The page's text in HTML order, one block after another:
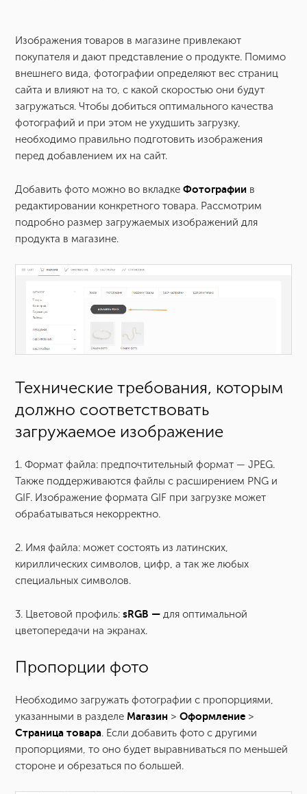
Изображения товаров в магазине привлекают
покупателя и дают представление о продукте. Помимо
внешнего вида, фотографии определяют вес страниц
сайта и влияют на то, с какой скоростью они будут
загружаться. Чтобы добиться оптимального качества
фотографий и при этом не ухудшить загрузку,
необходимо правильно подготовить изображения
перед добавлением их на сайт.
Добавить фото можно во вкладкеФотографии в
редактировании конкретного товара. Рассмотрим
подробно размер загружаемых изображений для
продукта в магазине.
Технические требования, которым
должно соответствовать
загружаемое изображение
1. Формат файла: предпочтительный формат — JPEG.
Также поддерживаются файлы с расширением PNG и
GIF. Изображение формата GIF при загрузке может
обрабатываться некорректно.
2. Имя файла: может состоять из латинских,
кириллических символов, цифр, а так же любых
специальных символов.
3. Цветовой профиль:sRGB —для оптимальной
цветопередачи на экранах.
Пропорции фото
Необходимо загружать фотографии с пропорциями,
указанными в разделе Магазин >Оформление >
Страница товара. Если добавить фото с другими
пропорциями, то оно будет выравниваться по меньшей
стороне и обрезаться по большей.